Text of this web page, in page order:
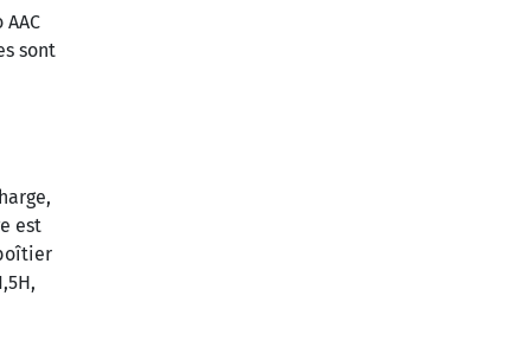
sont
est